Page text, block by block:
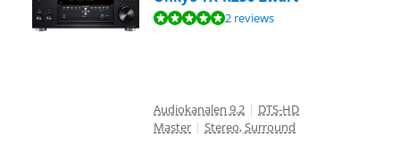
Beoordeling is 9,6 van de 10, gebaseerd op 2 reviews.
2 reviews
Audiokanalen 9.2 | DTS-HD
Master | Stereo, Surround